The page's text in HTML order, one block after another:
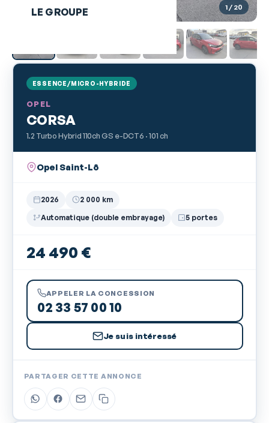
LE GROUPE 1/ 20
ESSENCE/MICRO-HYBRIDE
OPEL
CORSA
1.2 Turbo Hybrid 110ch GS e-DCT6 · 101 ch
Opel Saint-Lô
2026
2 000 km
Automatique (double embrayage)
5 portes
24 490 €
APPELER LA CONCESSION
02 33 57 00 10
Je suis intéressé
PARTAGER CETTE ANNONCE